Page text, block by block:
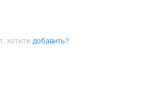
хотите добавить?